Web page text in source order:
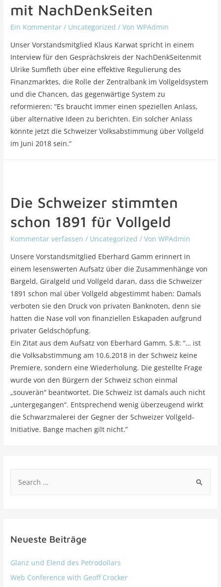
mit NachDenkSeiten
Ein Kommentar / Uncategorized / VonWPAdmin
Unser Vorstandsmitglied Klaus Karwat spricht in einem
Interview für den Gesprächskreis der NachDenkSeitenmit
Ulrike Sumfleth über eine effektive Regulierung des
Finanzmarktes, die Rolle der Zentralbank im Vollgeldsystem
und die Chancen, das gegenwärtige System zu
reformieren: “Es braucht immer einen speziellen Anlass,
über alternative Ideen zu berichten. Ein solcher Anlass
könnte jetzt die Schweizer Volksabstimmung über Vollgeld
im Juni 2018 sein.“
Die Schweizer stimmten
schon 1891 für Vollgeld
Kommentar verfassen / Uncategorized / VonWPAdmin
Unsere Vorstandsmitglied Eberhard Gamm erinnert in
einem lesenswerten Aufsatz über die Zusammenhänge von
Bargeld, Giralgeld und Vollgeld daran, dass die Schweizer
1891 schon mal über Vollgeld abgestimmt haben: Damals
verboten sie den Druck von privaten Banknoten, denn sie
hatten die Nase voll von finanziellen Eskapaden aufgrund
privater Geldschöpfung.
Ein Zitat aus dem Aufsatz von Eberhard Gamm, S.8: “… ist
die Volksabstimmung am 10.6.2018 in der Schweiz keine
Premiere, sondern eine Wiederholung. Die gestellte Frage
wurde von den Bürgern der Schweiz schon einmal
„souverän“ beantwortet. Die Schweiz ist damals auch nicht
„untergegangen“. Entsprechend wenig überzeugend wirkt
die Schwarzmalerei der Gegner der Schweizer Vollgeld‐
Initiative. Bange machen gilt nicht.”
Neueste Beiträge
Glanz und Elend des Petrodollars
Web Conference with Geoff Crocker